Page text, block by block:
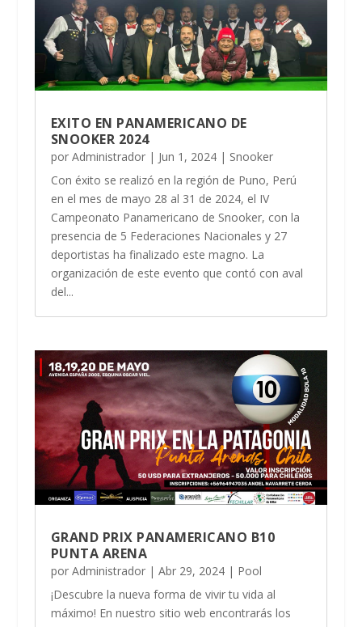
EXITO EN PANAMERICANO DE
SNOOKER 2024
por Administrador| Jun 1, 2024| Snooker
Con éxito se realizó en la región de Puno, Perú
en el mes de mayo 28 al 31 de 2024, el IV
Campeonato Panamericano de Snooker, con la
presencia de 5 Federaciones Nacionales y 27
deportistas ha finalizado este magno. La
organización de este evento que contó con aval
del...
GRAND PRIX PANAMERICANO B10
PUNTA ARENA
por Administrador| Abr 29, 2024| Pool
¡Descubre la nueva forma de vivir tu vida al
máximo! En nuestro sitio web encontrarás los